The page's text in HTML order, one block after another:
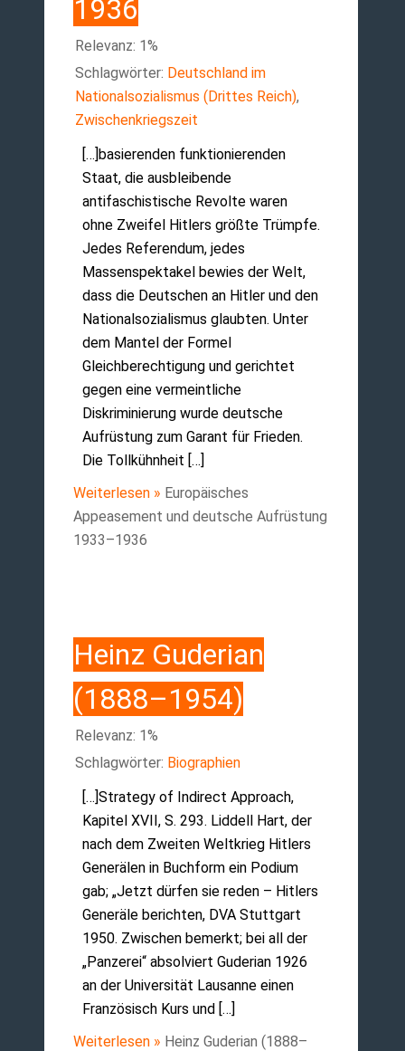
1936
Relevanz: 1%
Schlagwörter: Deutschland im
Nationalsozialismus (Drittes Reich),
Zwischenkriegszeit
[…]basierenden funktionierenden
Staat, die ausbleibende
antifaschistische Revolte waren
ohne Zweifel Hitlers größte Trümpfe.
Jedes Referendum, jedes
Massenspektakel bewies der Welt,
dass die Deutschen an Hitler und den
Nationalsozialismus glaubten. Unter
dem Mantel der Formel
Gleichberechtigung und gerichtet
gegen eine vermeintliche
Diskriminierung wurde deutsche
Aufrüstung zum Garant für Frieden.
Die Tollkühnheit […]
Weiterlesen » Europäisches
Appeasement und deutsche Aufrüstung
1933–1936
Heinz Guderian
(1888–1954)
Relevanz: 1%
Schlagwörter: Biographien
[…]Strategy of Indirect Approach,
Kapitel XVII, S. 293. Liddell Hart, der
nach dem Zweiten Weltkrieg Hitlers
Generälen in Buchform ein Podium
gab; „Jetzt dürfen sie reden – Hitlers
Generäle berichten, DVA Stuttgart
1950. Zwischen bemerkt; bei all der
„Panzerei“ absolviert Guderian 1926
an der Universität Lausanne einen
Französisch Kurs und […]
Weiterlesen » Heinz Guderian (1888–